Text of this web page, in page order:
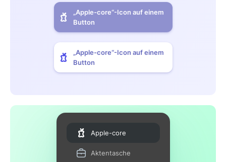
„Apple-core“-Icon auf einem
Button
„Apple-core“-Icon auf einem
Button
Apple-core
Aktentasche